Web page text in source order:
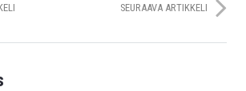
SEURAAVA ARTIKKELI